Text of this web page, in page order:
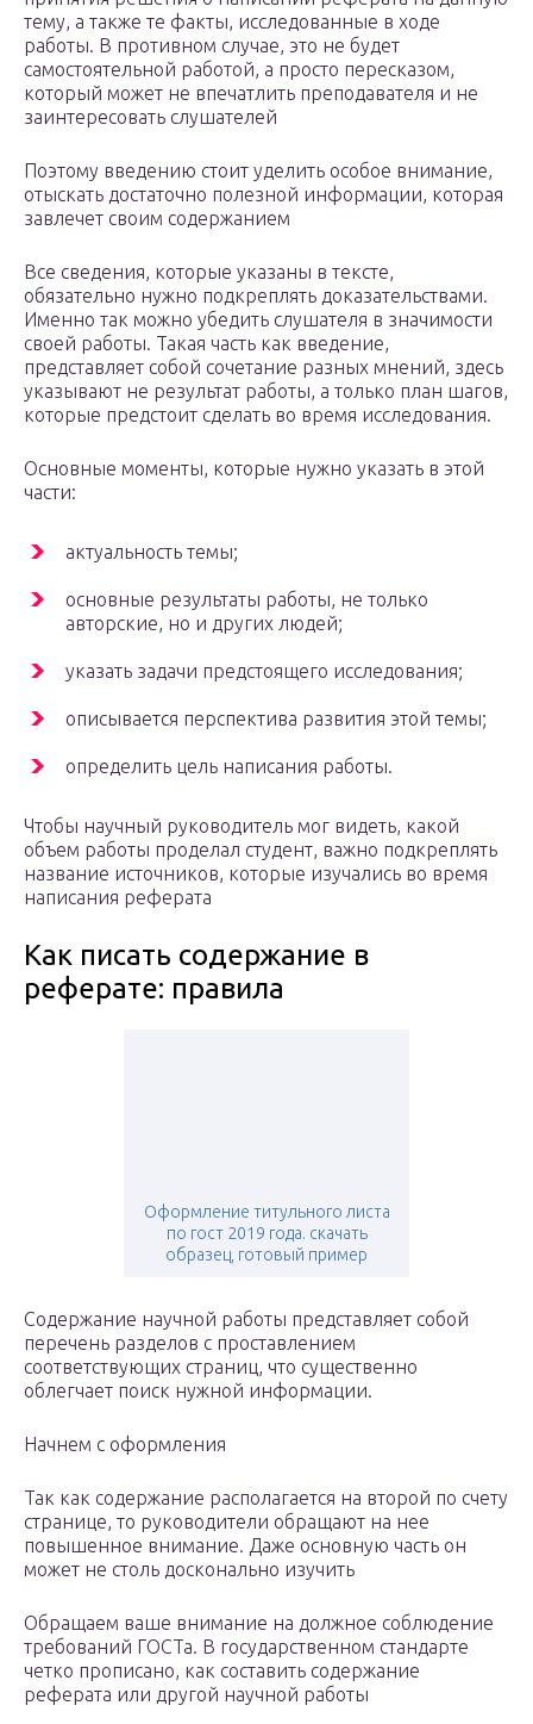
тему, а также те факты, исследованные в ходе
работы. В противном случае, это не будет
самостоятельной работой, а просто пересказом,
который может не впечатлить преподавателя и не
заинтересовать слушателей
Поэтому введению стоит уделить особое внимание,
отыскать достаточно полезной информации, которая
завлечет своим содержанием
Все сведения, которые указаны в тексте,
обязательно нужно подкреплять доказательствами.
Именно так можно убедить слушателя в значимости
своей работы. Такая часть как введение,
представляет собой сочетание разных мнений, здесь
указывают не результат работы, а только план шагов,
которые предстоит сделать во время исследования.
Основные моменты, которые нужно указать в этой
части:
актуальность темы;
основные результаты работы, не только
авторские, но и других людей;
указать задачи предстоящего исследования;
описывается перспектива развития этой темы;
определить цель написания работы.
Чтобы научный руководитель мог видеть, какой
объем работы проделал студент, важно подкреплять
название источников, которые изучались во время
написания реферата
Как писать содержание в
реферате: правила
Оформление титульного листа
по гост 2019 года. скачать
образец, готовый пример
Содержание научной работы представляет собой
перечень разделов с проставлением
соответствующих страниц, что существенно
облегчает поиск нужной информации.
Начнем с оформления
Так как содержание располагается на второй по счету
странице, то руководители обращают на нее
повышенное внимание. Даже основную часть он
может не столь досконально изучить
Обращаем ваше внимание на должное соблюдение
требований ГОСТа. В государственном стандарте
четко прописано, как составить содержание
реферата или другой научной работы